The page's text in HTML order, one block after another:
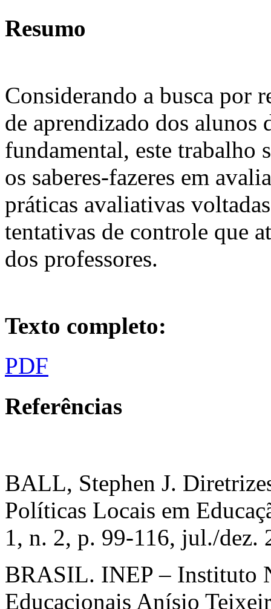
Resumo
Considerando a busca por
de aprendizado dos alunos
fundamental, este trabalho
os saberes-fazeres em
práticas avaliativas
tentativas de controle que
dos professores.
Texto completo:
PDF
Referências
BALL, Stephen J.
Políticas Locais em
1, n. 2, p. 99-116, jul./dez.
BRASIL. INEP – Instituto
Educacionais Anísio